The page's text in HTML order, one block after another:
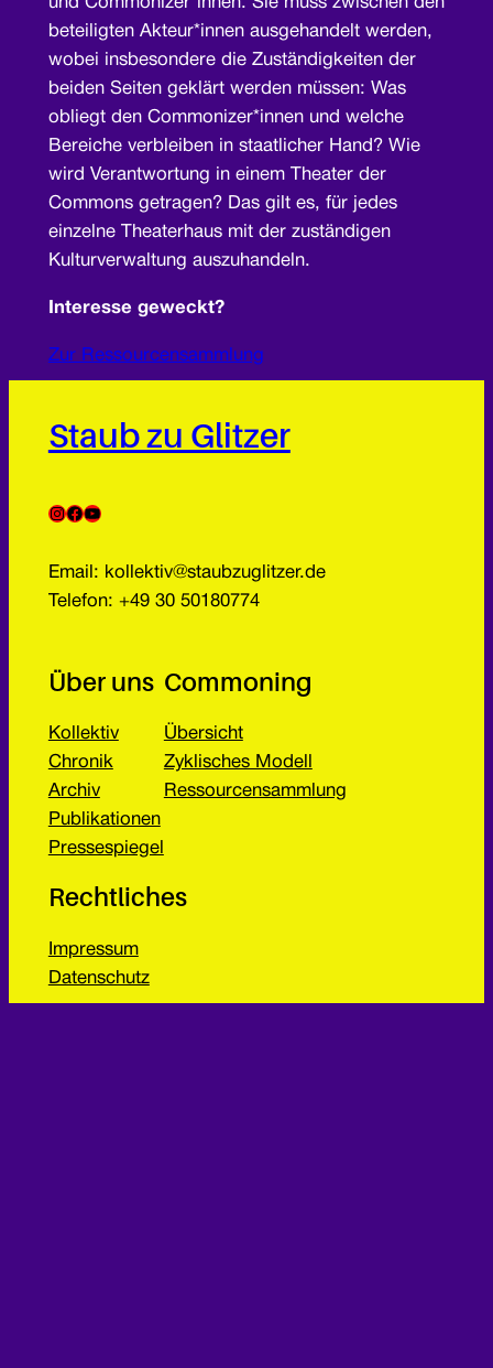
beteiligten Akteur*innen ausgehandelt werden,
wobei insbesondere die Zuständigkeiten der
beiden Seiten geklärt werden müssen: Was
obliegt den Commonizer*innen und welche
Bereiche verbleiben in staatlicher Hand? Wie
wird Verantwortung in einem Theater der
Commons getragen? Das gilt es, für jedes
einzelne Theaterhaus mit der zuständigen
Kulturverwaltung auszuhandeln.
Interesse geweckt?
Zur Ressourcensammlung
Staub zu Glitzer
InstagramFacebook YouTube
Email: kollektiv@staubzuglitzer.de
Telefon: +49 30 50180774
Über uns
Kollektiv
Chronik
Archiv
Publikationen
Pressespiegel
Commoning
Übersicht
Zyklisches Modell
Ressourcensammlung
Rechtliches
Impressum
Datenschutz